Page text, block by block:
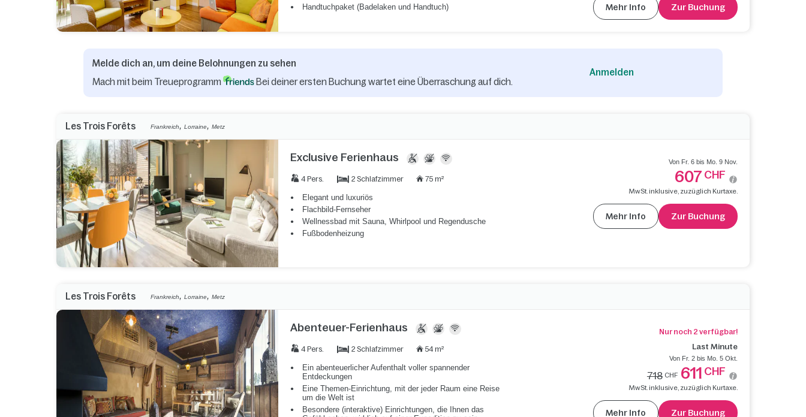
Handtuchpaket (Badelaken und Handtuch)
Mehr Info Zur Buchung
Melde dich an, um deine Belohnungen zu sehen
Mach mit beim Treueprogramm
Bei deiner ersten Buchung wartet eine Überraschung auf dich.
Anmelden
Les Trois Forêts Frankreich,Lorraine,Metz
Exclusive Ferienhaus
4 Pers. 2 Schlafzimmer 75 m²
Elegant und luxuriös
Flachbild-Fernseher
Wellnessbad mit Sauna, Whirlpool und Regendusche
Fußbodenheizung
Von Fr. 6 bis Mo. 9 Nov.
607 CHF
MwSt. inklusive, zuzüglich Kurtaxe.
Mehr Info Zur Buchung
Les Trois Forêts Frankreich,Lorraine,Metz
Abenteuer-Ferienhaus
4 Pers. 2 Schlafzimmer 54 m²
Ein abenteuerlicher Aufenthalt voller spannender
Entdeckungen
Eine Themen-Einrichtung, mit der jeder Raum eine Reise
um die Welt ist
Besondere (interaktive) Einrichtungen, die Ihnen das
Nur noch 2 verfügbar!
Last Minute
Von Fr. 2 bis Mo. 5 Okt.
718 CHF 611 CHF
MwSt. inklusive, zuzüglich Kurtaxe.
Mehr Info Zur Buchung